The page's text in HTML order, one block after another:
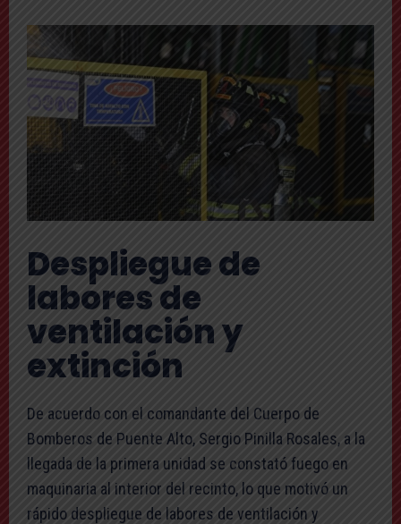
Despliegue de
labores de
ventilación y
extinción
De acuerdo con el comandante del Cuerpo de
Bomberos de Puente Alto, Sergio Pinilla Rosales, a la
llegada de la primera unidad se constató fuego en
maquinaria al interior del recinto, lo que motivó un
rápido despliegue de labores de ventilación y